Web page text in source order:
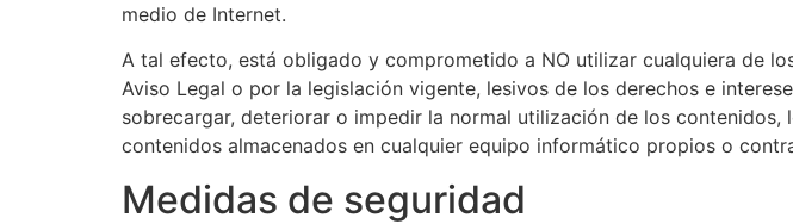
medio de Internet.
A tal efecto, está obligado y comprometido a NO utilizar cualquiera de
Aviso Legal o por la legislación vigente, lesivos de los derechos e
sobrecargar, deteriorar o impedir la normal utilización de los
contenidos almacenados en cualquier equipo informático propios o
Medidas de seguridad